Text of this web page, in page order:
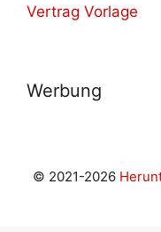
Vertrag Vorlage
Werbung
© 2021-2026